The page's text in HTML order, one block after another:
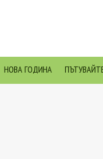
НОВА ГОДИНА